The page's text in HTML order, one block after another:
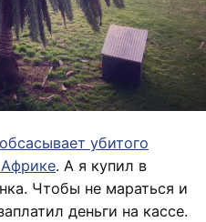
убитого
. А я купил в
Чтобы не мараться и
деньги на кассе.